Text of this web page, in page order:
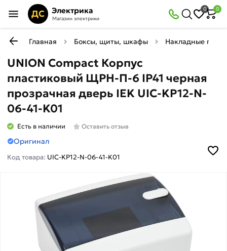
ДС Электрика
Магазин электрики
0 0
Главная Боксы, щиты, шкафы Накладные
UNION Compact Корпус
пластиковый ЩРН-П-6 IP41 черная
прозрачная дверь IEK UIC-KP12-N-
06-41-K01
Есть в наличии Оставить отзыв
Оригинал
Код товара: UIC-KP12-N-06-41-K01